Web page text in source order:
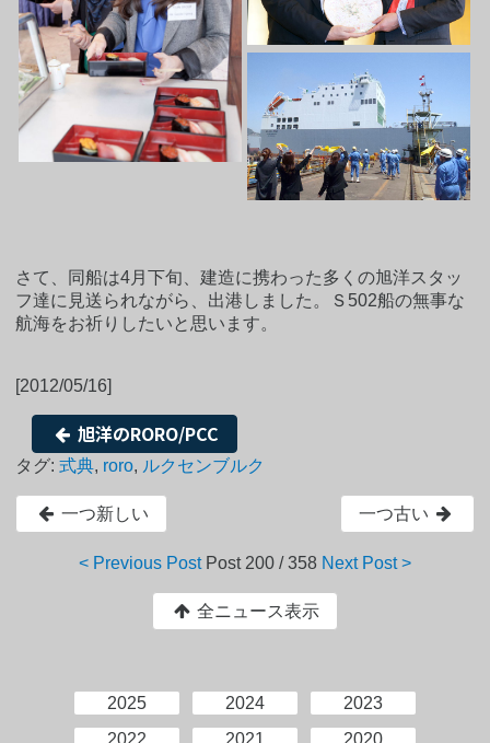
さて、同船は4月下旬、建造に携わった多くの旭洋スタッ
フ達に見送られながら、出港しました。Ｓ502船の無事な
航海をお祈りしたいと思います。
[2012/05/16]
旭洋のRORO/PCC
タグ:式典, roro, ルクセンブルク
一つ新しい 一つ古い
< Previous Post Post 200 / 358 Next Post >
全ニュース表示
2025 2024
2023
2022
2021
2020